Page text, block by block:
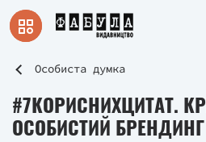
Особиста думка
#7КОРИСНИХЦИТАТ.
ОСОБИСТИЙ БРЕНДИНГ